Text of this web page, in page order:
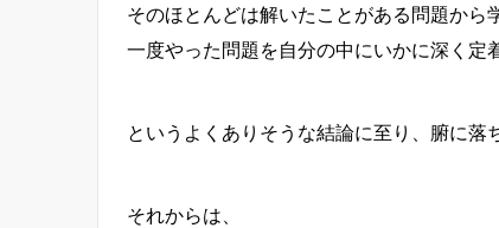
そのほとんどは解いたことがある問題から
一度やった問題を自分の中にいかに深く定
というよくありそうな結論に至り、腑に落
それからは、